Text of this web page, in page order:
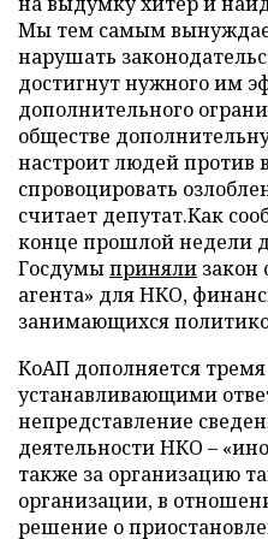
Мы тем самым
нарушать
достигнут нужного им
дополнительного
обществе
настроит людей против
спровоцировать
считает депутат.Как
конце прошлой недели
Госдумыприняли закон
агента» для НКО,
занимающихся
КоАП дополняется
устанавливающими
непредставление
деятельности НКО –
также за организацию
организации, в
решение о